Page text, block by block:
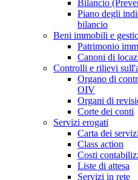
Bilancio
Piano degli
bilancio
Beni immobili e
Patrimonio
Canoni di
Controlli e rilievi
Organo di
OIV
Organi di
Corte dei conti
Servizi erogati
Carta dei
Class action
Costi
Liste di attesa
Servizi in rete